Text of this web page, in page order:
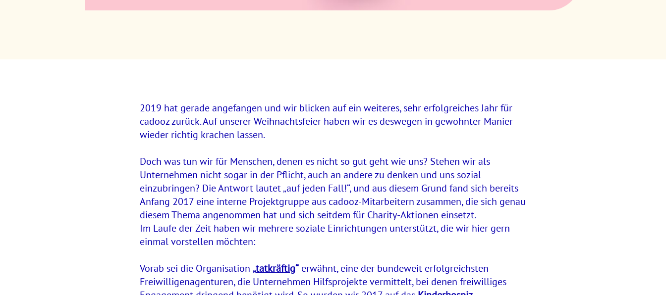
2019 hat gerade angefangen und wir blicken auf ein weiteres, sehr erfolgreiches Jahr für
cadooz zurück. Auf unserer Weihnachtsfeier haben wir es deswegen in gewohnter Manier
wieder richtig krachen lassen.
Doch was tun wir für Menschen, denen es nicht so gut geht wie uns? Stehen wir als
Unternehmen nicht sogar in der Pflicht, auch an andere zu denken und uns sozial
einzubringen? Die Antwort lautet „auf jeden Fall!“, und aus diesem Grund fand sich bereits
Anfang 2017 eine interne Projektgruppe aus cadooz-Mitarbeitern zusammen, die sich genau
diesem Thema angenommen hat und sich seitdem für Charity-Aktionen einsetzt.
Im Laufe der Zeit haben wir mehrere soziale Einrichtungen unterstützt, die wir hier gern
einmal vorstellen möchten:
Vorab sei die Organisation „tatkräftig“erwähnt, eine der bundeweit erfolgreichsten
Freiwilligenagenturen, die Unternehmen Hilfsprojekte vermittelt, bei denen freiwilliges